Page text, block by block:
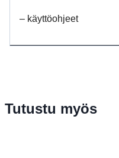
– käyttöohjeet
Tutustu myös